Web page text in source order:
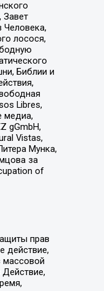
Завет
Человека,
лосося,
Библии и
Libres,
медиа,
gGmbH,
Vistas,
Мунка,
за
of
прав
действие,
массовой